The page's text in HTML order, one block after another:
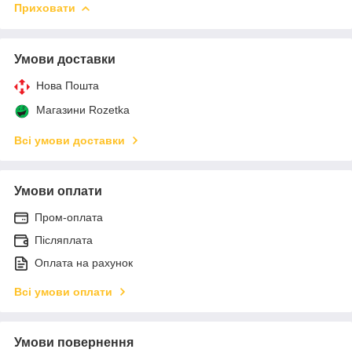
Приховати
Умови доставки
Нова Пошта
Магазини Rozetka
Всі умови доставки
Умови оплати
Пром-оплата
Післяплата
Оплата на рахунок
Всі умови оплати
Умови повернення